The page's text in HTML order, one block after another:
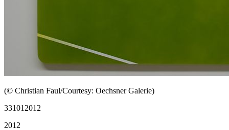
(© Christian Faul/Courtesy: Oechsner Galerie)
331012012
2012